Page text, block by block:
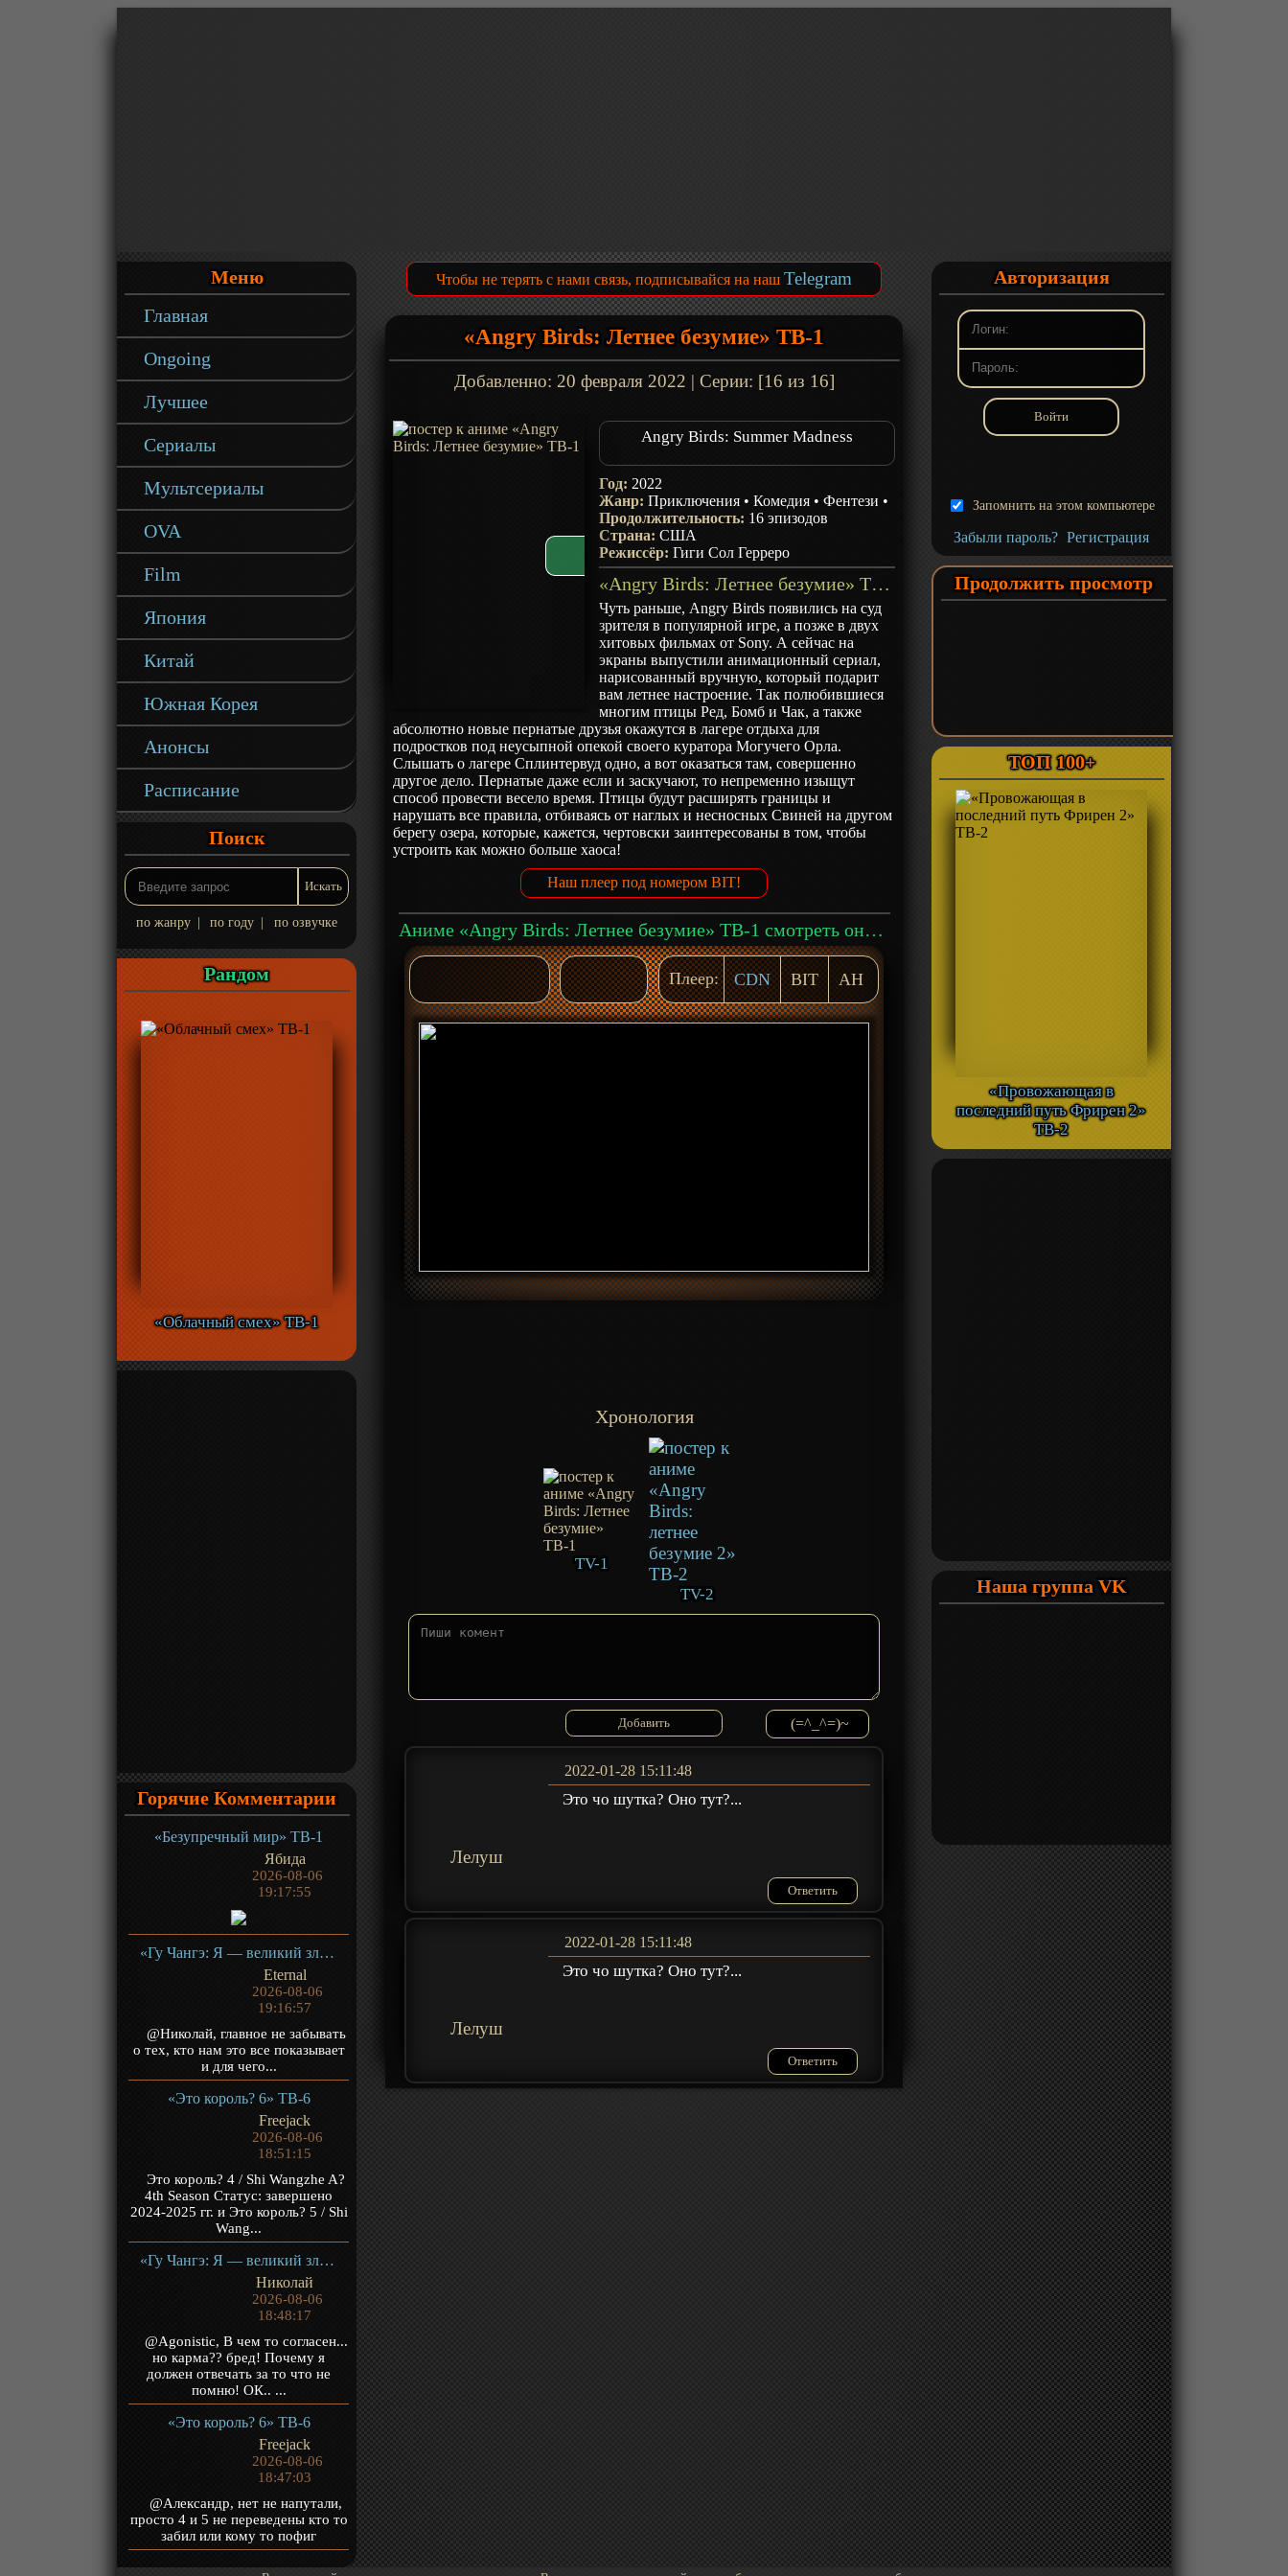
Меню
Главная
Ongoing
Лучшее
Сериалы
Мультсериалы
OVA
Film
Япония
Китай
Южная Корея
Анонсы
Расписание
Поиск
по жанру по году по озвучке
Рандом
«Облачный смех» ТВ-1
Горячие Комментарии
«Безупречный мир» ТВ-1
Ябида
2026-08-06
19:17:55
«Гу Чангэ: Я — великий злодей Небесной Судьбы» ТВ-1
Eternal
2026-08-06
19:16:57
@Николай, главное не забывать
о тех, кто нам это все показывает
и для чего...
«Это король? 6» ТВ-6
Freejack
2026-08-06
18:51:15
Это король? 4 / Shi Wangzhe A?
4th Season Статус: завершено
2024-2025 гг. и Это король? 5 / Shi
Wang...
«Гу Чангэ: Я — великий злодей Небесной Судьбы» ТВ-1
Николай
2026-08-06
18:48:17
@Agonistic, В чем то согласен...
но карма?? бред! Почему я
должен отвечать за то что не
помню! ОК.. ...
«Это король? 6» ТВ-6
Freejack
2026-08-06
18:47:03
@Александр, нет не напутали,
просто 4 и 5 не переведены кто то
забил или кому то пофиг
Чтобы не терять с нами связь, подписывайся на наш Telegram
«Angry Birds: Летнее безумие» ТВ-1
Добавленно: 20 февраля 2022 | Серии: [16 из 16]
Angry Birds: Summer Madness
Год: 2022
Жанр:Приключения •Комедия •Фентези •
Продолжительность: 16 эпизодов
Страна:США
Режиссёр:Гиги Сол Герреро
«Angry Birds: Летнее безумие» ТВ-1 - описание
Чуть раньше, Angry Birds появились на суд
зрителя в популярной игре, а позже в двух
хитовых фильмах от Sony. А сейчас на
экраны выпустили анимационный сериал,
нарисованный вручную, который подарит
вам летнее настроение. Так полюбившиеся
многим птицы Ред, Бомб и Чак, а также
абсолютно новые пернатые друзья окажутся в лагере отдыха для
подростков под неусыпной опекой своего куратора Могучего Орла.
Слышать о лагере Сплинтервуд одно, а вот оказаться там, совершенно
другое дело. Пернатые даже если и заскучают, то непременно изыщут
способ провести весело время. Птицы будут расширять границы и
нарушать все правила, отбиваясь от наглых и несносных Свиней на другом
берегу озера, которые, кажется, чертовски заинтересованы в том, чтобы
устроить как можно больше хаоса!
Наш плеер под номером BIT!
Аниме «Angry Birds: Летнее безумие» ТВ-1 смотреть онлайн
Плеер: CDN BIT AH
Хронология
TV-1
TV-2
(=^_^=)~
Лелуш
2022-01-28 15:11:48
Это чо шутка? Оно тут?...
Ответить
Лелуш
2022-01-28 15:11:48
Это чо шутка? Оно тут?...
Ответить
Авторизация
Запомнить на этом компьютере
Забыли пароль? Регистрация
Продолжить просмотр
ТОП 100+
«Провожающая в
последний путь Фрирен 2»
ТВ-2
Наша группа VK